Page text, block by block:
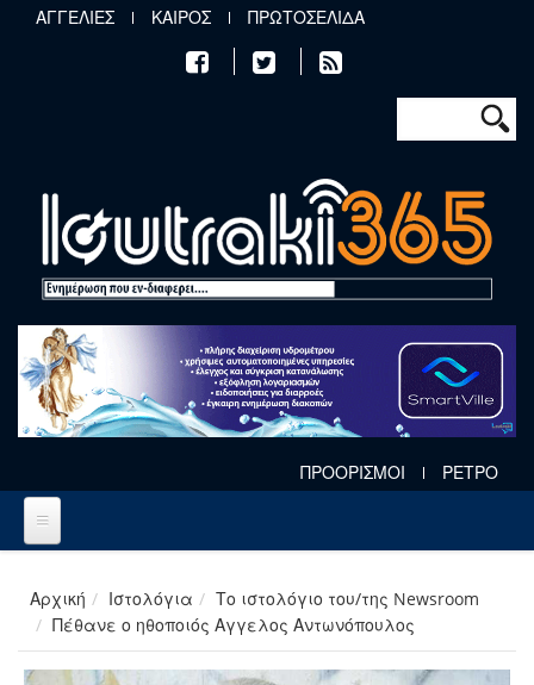
Παράκαμψη προς το κυρίως περιεχόμενο
ΑΓΓΕΛΙΕΣ ΚΑΙΡΟΣ ΠΡΩΤΟΣΕΛΙΔΑ
Φόρμα
Αναζήτηση
ΠΡΟΟΡΙΣΜΟΙ ΡΕΤΡΟ
Αρχική Ιστολόγια
Το ιστολόγιο του/της Newsroom
Πέθανε ο ηθοποιός Αγγελος Αντωνόπουλος